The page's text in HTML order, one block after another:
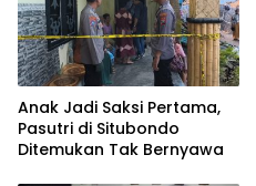
Anak Jadi Saksi Pertama,
Pasutri di Situbondo
Ditemukan Tak Bernyawa